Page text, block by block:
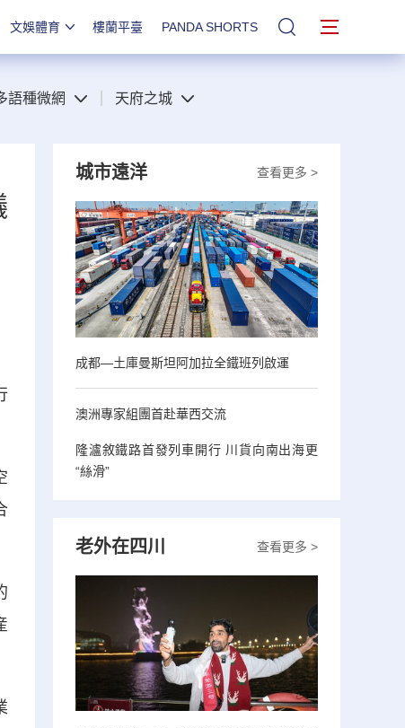
文娛體育 樓蘭平臺 PANDA SHORTS 站內搜索
語種微網 天府之城
查看更多 >
城市遠洋
成都—土庫曼斯坦阿加拉全鐵班列啟運
澳洲專家組團首赴華西交流
隆瀘敘鐵路首發列車開行 川貨向南出海更
“絲滑”
查看更多 >
老外在四川